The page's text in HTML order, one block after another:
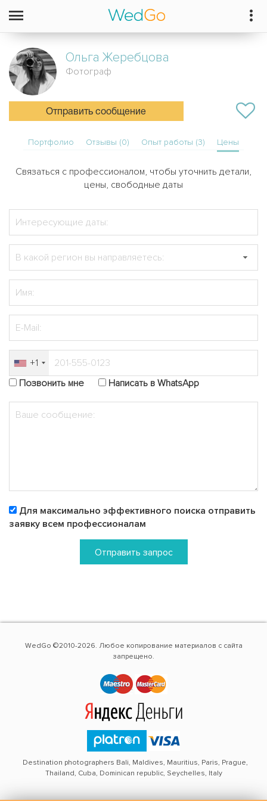
Ольга Жеребцова
Фотограф
Отправить сообщение
Портфолио Отзывы (0) Опыт работы (3) Цены
Связаться с профессионалом, чтобы уточнить детали,
цены, свободные даты
+1
Позвонить мне
Написать в WhatsApp
Для максимально эффективного поиска отправить
заявку всем профессионалам
Отправить запрос
WedGo ©2010-2026. Любое копирование материалов с сайта
запрещено.
Destination photographers Bali, Maldives, Mauritius, Paris, Prague,
Thailand, Cuba, Dominican republic, Seychelles, Italy